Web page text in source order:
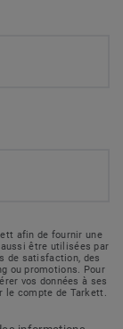
afin de fournir une
aussi être utilisées par
de satisfaction, des
ou promotions. Pour
vos données à ses
le compte de Tarkett.